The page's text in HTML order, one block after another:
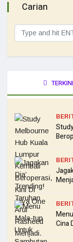
Carian
TERKINI
Cina